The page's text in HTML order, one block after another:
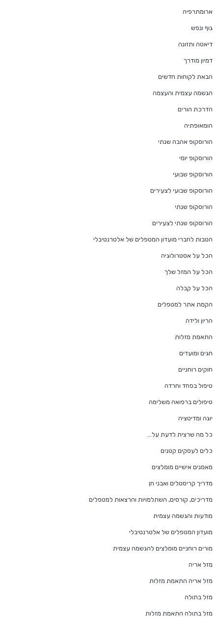
ארומתרפיה
גוף ונפש
דיאטה ותזונה
דמיון מודרך
הבאת לקוחות חדשים
הגשמה עצמית והעצמה
הדרכת הורים
הומאופתיה
הורוסקופ אהבה שנתי
הורוסקופ יומי
הורוסקופ שבועי
הורוסקופ שבועי לצעירים
הורוסקופ שנתי
הורוסקופ שנתי לצעירים
הטבות לחברי מועדון המטפלים של אלטרנטיבלי
הכל על אסטרולוגיה
הכל על המזל שלך
הכל על קבלה
הקמת אתר למטפלים
הריון ולידה
התאמת מזלות
חגים ומועדים
חוקים רוחניים
טיפול בפחד וחרדה
טיפולים ברפואה משלימה
יוגה ומדיטציה
כל מה שרצית לדעת על…
כלים לעסקים קטנים
מאמנים אישיים מומלצים
מדריך קריסטלים ואבני חן
מדריכים, קורסים, השתלמויות והרצאות למטפלים
מודעות והגשמה עצמית
מועדון המטפלים של אלטרנטיבלי
מורים רוחניים מומלצים להגשמה עצמית
מזל אריה
מזל אריה התאמת מזלות
מזל בתולה
מזל בתולה התאמת מזלות